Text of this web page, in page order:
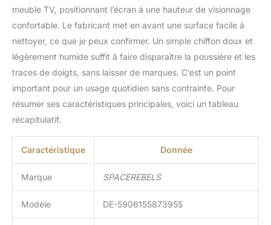
meuble TV, positionnant l’écran à une hauteur de visionnage
confortable. Le fabricant met en avant une surface facile à
nettoyer, ce que je peux confirmer. Un simple chiffon doux et
légèrement humide suffit à faire disparaître la poussière et les
traces de doigts, sans laisser de marques. C’est un point
important pour un usage quotidien sans contrainte. Pour
résumer ses caractéristiques principales, voici un tableau
récapitulatif.
Caractéristique Donnée
Marque SPACEREBELS
Modèle DE-5906155873955